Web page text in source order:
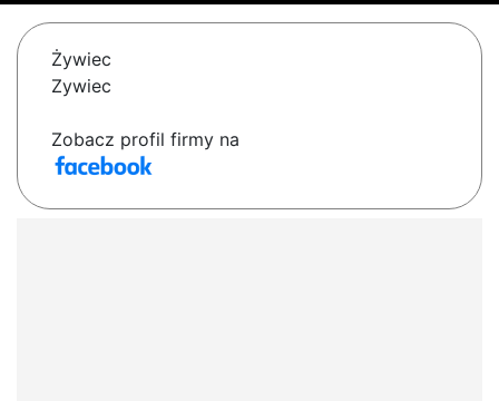
Żywiec
Zywiec
Zobacz profil firmy na